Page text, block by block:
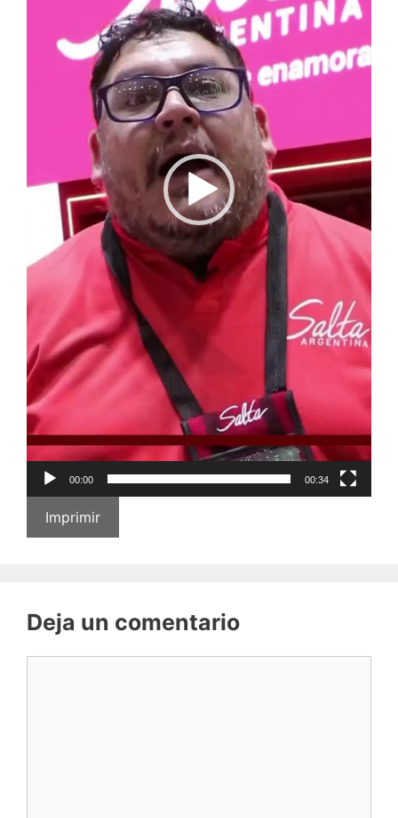
00:00 00:34
Imprimir
Deja un comentario